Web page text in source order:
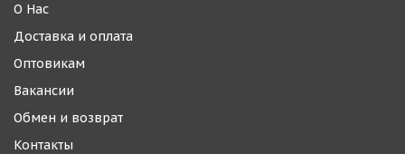
О Нас
Доставка и оплата
Оптовикам
Вакансии
Обмен и возврат
Контакты